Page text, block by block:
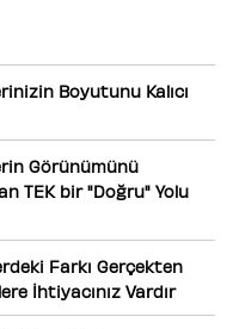
Boyutunu Kalıcı
Görünümünü
TEK bir "Doğru" Yolu
Farkı Gerçekten
İhtiyacınız Vardır